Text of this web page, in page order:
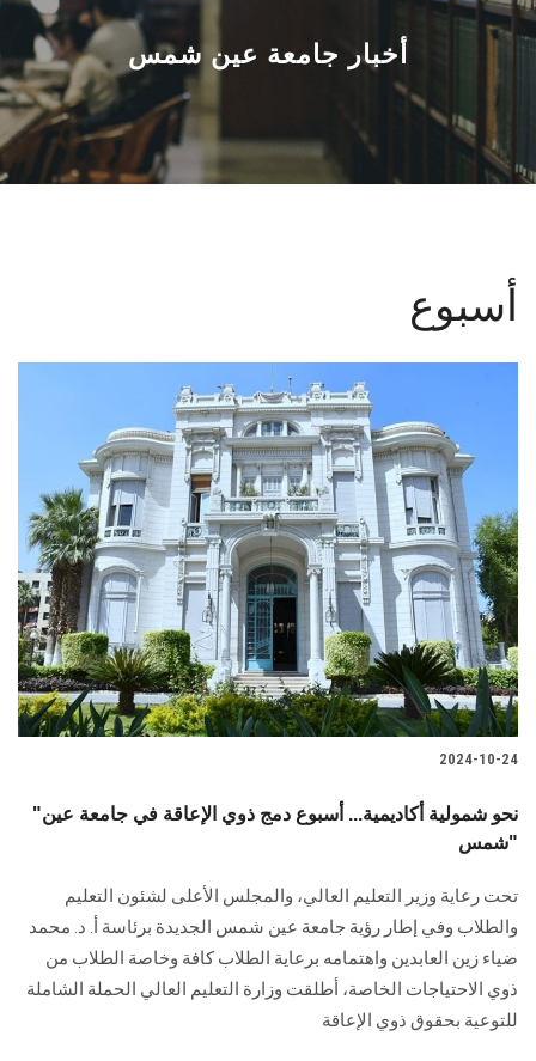
القطاعـات
الشئون الأكاديمية
البحث العلمي
تواصل معنا
الطلاب
هيئة التدريس
الدراسات العليا
الزائـرون
سجل الان
أخبار جامعة عين شمس
أسبوع
2024-10-24
"نحو شمولية أكاديمية... أسبوع دمج ذوي الإعاقة في جامعة عين
شمس"
تحت رعاية وزير التعليم العالي، والمجلس الأعلى لشئون التعليم
والطلاب وفي إطار رؤية جامعة عين شمس الجديدة برئاسة أ. د. محمد
ضياء زين العابدين واهتمامه برعاية الطلاب كافة وخاصة الطلاب من
ذوي الاحتياجات الخاصة، أطلقت وزارة التعليم العالي الحملة الشاملة
للتوعية بحقوق ذوي الإعاقة